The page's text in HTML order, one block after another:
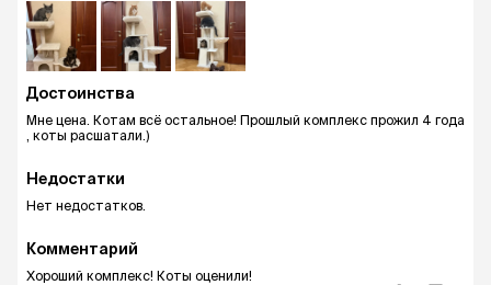
Достоинства
Мне цена. Котам всё остальное! Прошлый комплекс прожил 4 года
, коты расшатали.)
Недостатки
Нет недостатков.
Комментарий
Хороший комплекс! Коты оценили!